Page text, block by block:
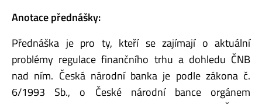
Anotace přednášky:
Přednáška je pro ty, kteří se zajímají o aktuální
problémy regulace finančního trhu a dohledu ČNB
nad ním. Česká národní banka je podle zákona č.
6/1993 Sb., o České národní bance orgánem